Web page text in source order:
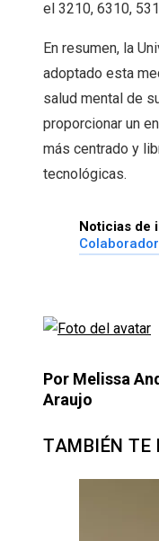
el 3210, 6310,
En resumen, la
adoptado esta
salud mental de
proporcionar un
más centrado y
tecnológicas.
Noticias de
Por Melissa
Araujo
TAMBIÉN TE